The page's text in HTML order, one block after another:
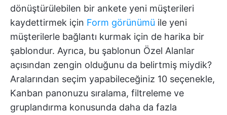
dönüştürülebilen bir ankete yeni müşterileri
kaydettirmek için Form görünümü ile yeni
müşterilerle bağlantı kurmak için de harika bir
şablondur. Ayrıca, bu şablonun Özel Alanlar
açısından zengin olduğunu da belirtmiş miydik?
Aralarından seçim yapabileceğiniz 10 seçenekle,
Kanban panonuzu sıralama, filtreleme ve
gruplandırma konusunda daha da fazla